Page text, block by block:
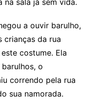
a ouvir barulho,
crianças da rua
costume. Ela
o
correndo pela rua
sua namorada.